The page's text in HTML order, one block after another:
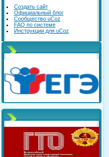
Создать сайт
Официальный блог
Сообщество uCoz
FAQ по системе
Инструкции для uCoz